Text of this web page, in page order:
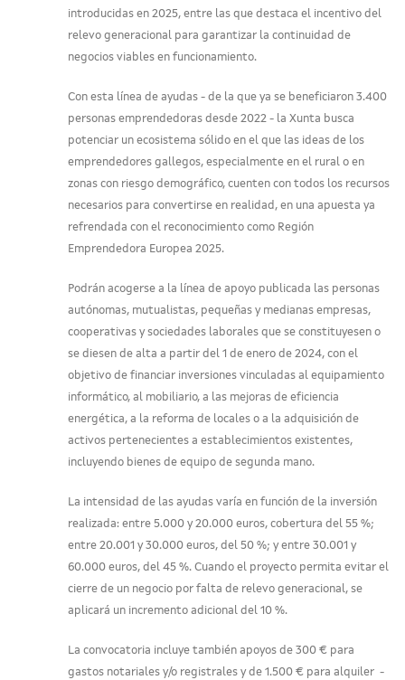
introducidas en 2025, entre las que destaca el incentivo del
relevo generacional para garantizar la continuidad de
negocios viables en funcionamiento.
Con esta línea de ayudas - de la que ya se beneficiaron 3.400
personas emprendedoras desde 2022 - la Xunta busca
potenciar un ecosistema sólido en el que las ideas de los
emprendedores gallegos, especialmente en el rural o en
zonas con riesgo demográfico, cuenten con todos los recursos
necesarios para convertirse en realidad, en una apuesta ya
refrendada con el reconocimiento como Región
Emprendedora Europea 2025.
Podrán acogerse a la línea de apoyo publicada las personas
autónomas, mutualistas, pequeñas y medianas empresas,
cooperativas y sociedades laborales que se constituyesen o
se diesen de alta a partir del 1 de enero de 2024, con el
objetivo de financiar inversiones vinculadas al equipamiento
informático, al mobiliario, a las mejoras de eficiencia
energética, a la reforma de locales o a la adquisición de
activos pertenecientes a establecimientos existentes,
incluyendo bienes de equipo de segunda mano.
La intensidad de las ayudas varía en función de la inversión
realizada: entre 5.000 y 20.000 euros, cobertura del 55 %;
entre 20.001 y 30.000 euros, del 50 %; y entre 30.001 y
60.000 euros, del 45 %. Cuando el proyecto permita evitar el
cierre de un negocio por falta de relevo generacional, se
aplicará un incremento adicional del 10 %.
La convocatoria incluye también apoyos de 300 € para
gastos notariales y/o registrales y de 1.500 € para alquiler -